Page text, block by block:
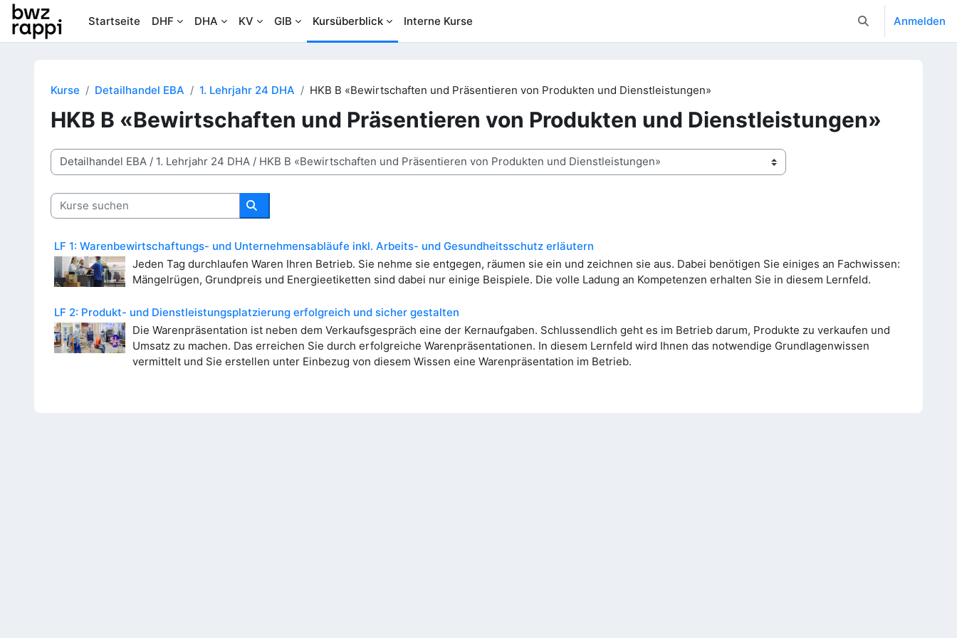
Zum Hauptinhalt
Startseite
DHF DHA KV GIB Kursüberblick Interne Kurse Sucheingabe
Anmelden
Kurse Detailhandel EBA 1. Lehrjahr 24 DHA HKB B «Bewirtschaften und Präsentieren von Produkten und Dienstleistungen»
HKB B «Bewirtschaften und Präsentieren von Produkten und Dienstleistungen»
Kursbereiche
Kurse suchen
Kurse suchen
LF 1: Warenbewirtschaftungs- und Unternehmensabläufe inkl. Arbeits- und Gesundheitsschutz erläutern
Jeden Tag durchlaufen Waren Ihren Betrieb. Sie nehme sie entgegen, räumen sie ein und zeichnen sie aus. Dabei benötigen Sie einiges an Fachwissen:
Mängelrügen, Grundpreis und Energieetiketten sind dabei nur einige Beispiele. Die volle Ladung an Kompetenzen erhalten Sie in diesem Lernfeld.
LF 2: Produkt- und Dienstleistungsplatzierung erfolgreich und sicher gestalten
Die Warenpräsentation ist neben dem Verkaufsgespräch eine der Kernaufgaben. Schlussendlich geht es im Betrieb darum, Produkte zu verkaufen und
Umsatz zu machen. Das erreichen Sie durch erfolgreiche Warenpräsentationen. In diesem Lernfeld wird Ihnen das notwendige Grundlagenwissen
vermittelt und Sie erstellen unter Einbezug von diesem Wissen eine Warenpräsentation im Betrieb.